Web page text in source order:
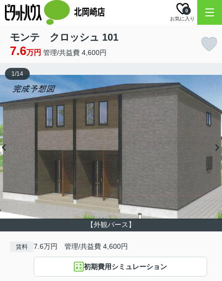
お気に入り
0
モンテ クロッシュ 101
7.6万円 管理/共益費 4,600円
【外観パース】
1/14
賃料 7.6万円 管理/共益費 4,600円
初期費用シミュレーション